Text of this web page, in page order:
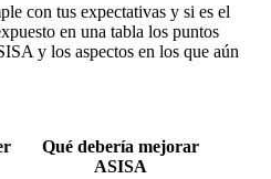
con tus expectativas y si es el
en una tabla los puntos
y los aspectos en los que aún
Qué debería mejorar
ASISA